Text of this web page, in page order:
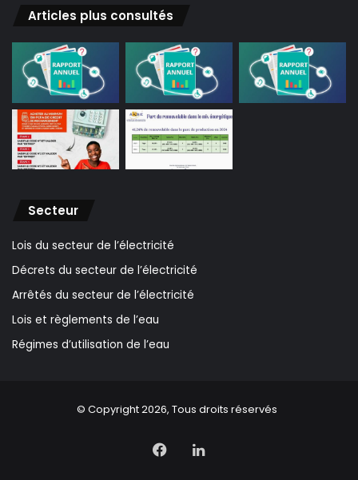
Articles plus consultés
Secteur
Lois du secteur de l’électricité
Décrets du secteur de l’électricité
Arrêtés du secteur de l’électricité
Lois et règlements de l’eau
Régimes d’utilisation de l’eau
© Copyright 2026, Tous droits réservés
FacebookLinkedin